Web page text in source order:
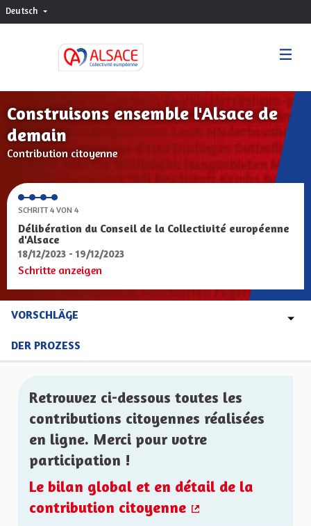
Deutsch Choisir la langue
Construisons ensemble l'Alsace de
demain
Contribution citoyenne
SCHRITT 4 VON 4
Délibération du Conseil de la Collectivité européenne
d'Alsace
18/12/2023 - 19/12/2023
Schritte anzeigen
VORSCHLÄGE
DER PROZESS
Retrouvez ci-dessous toutes les
contributions citoyennes réalisées
en ligne. Merci pour votre
participation !
Le bilan global et en détail de la
contribution citoyenne